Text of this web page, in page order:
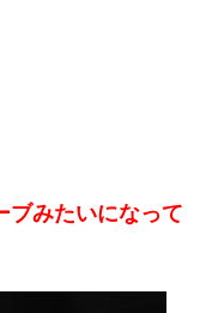
ブみたいになって